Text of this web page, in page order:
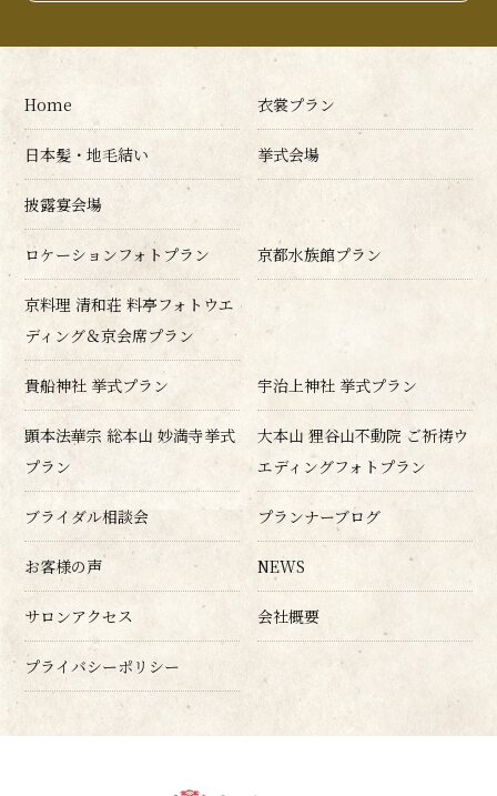
Home 衣裳プラン
日本髪・地毛結い 挙式会場
披露宴会場
ロケーションフォトプラン 京都水族館プラン
京料理 清和荘 料亭フォトウエ
ディング＆京会席プラン
貴船神社 挙式プラン 宇治上神社 挙式プラン
顕本法華宗 総本山 妙満寺挙式
プラン
大本山 狸谷山不動院 ご祈祷ウ
エディングフォトプラン
ブライダル相談会 プランナーブログ
お客様の声 NEWS
サロンアクセス 会社概要
プライバシーポリシー